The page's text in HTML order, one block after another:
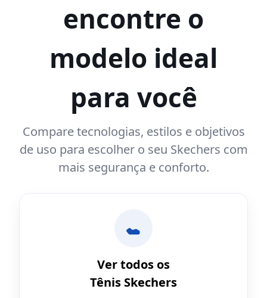
encontre o
modelo ideal
para você
Compare tecnologias, estilos e objetivos
de uso para escolher o seu Skechers com
mais segurança e conforto.
Ver todos os
Tênis Skechers